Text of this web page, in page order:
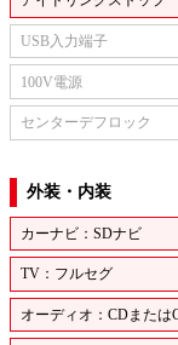
USB入力端子
100V電源
センターデフロック
外装・内装
カーナビ：SDナビ
TV：フルセグ
オーディオ：CDまたは